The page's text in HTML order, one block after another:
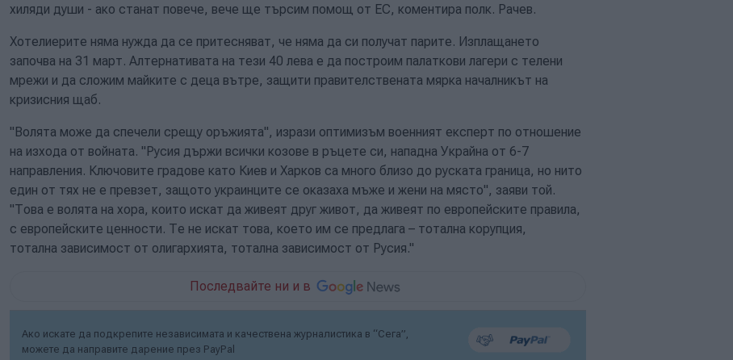
хиляди души - ако станат повече, вече ще търсим помощ от ЕС, коментира полк. Рачев.
Хотелиерите няма нужда да се притесняват, че няма да си получат парите. Изплащането
започва на 31 март. Алтернативата на тези 40 лева е да построим палаткови лагери с телени
мрежи и да сложим майките с деца вътре, защити правителствената мярка началникът на
кризисния щаб.
"Волята може да спечели срещу оръжията", изрази оптимизъм военният експерт по отношение
на изхода от войната. "Русия държи всички козове в ръцете си, нападна Украйна от 6-7
направления. Ключовите градове като Киев и Харков са много близо до руската граница, но нито
един от тях не е превзет, защото украинците се оказаха мъже и жени на място", заяви той.
"Това е волята на хора, които искат да живеят друг живот, да живеят по европейските правила,
с европейските ценности. Те не искат това, което им се предлага – тотална корупция,
тотална зависимост от олигархията, тотална зависимост от Русия."
Последвайте ни и в
Ако искате да подкрепите независимата и качествена журналистика в “Сега”,
можете да направите дарение през PayPal